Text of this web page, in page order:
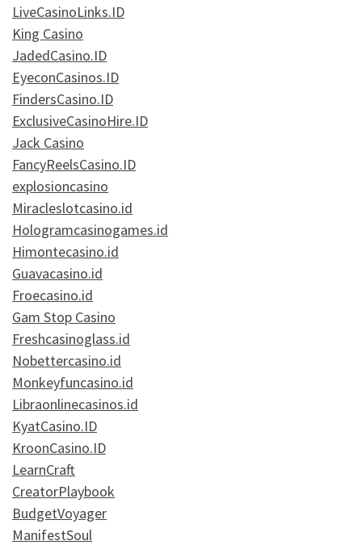
LiveCasinoLinks.ID
King Casino
JadedCasino.ID
EyeconCasinos.ID
FindersCasino.ID
ExclusiveCasinoHire.ID
Jack Casino
FancyReelsCasino.ID
explosioncasino
Miracleslotcasino.id
Hologramcasinogames.id
Himontecasino.id
Guavacasino.id
Froecasino.id
Gam Stop Casino
Freshcasinoglass.id
Nobettercasino.id
Monkeyfuncasino.id
Libraonlinecasinos.id
KyatCasino.ID
KroonCasino.ID
LearnCraft
CreatorPlaybook
BudgetVoyager
ManifestSoul